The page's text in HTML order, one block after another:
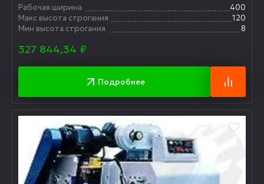
Рабочая ширина
400
Макс высота строгания
120
Мин высота строгания
8
327 844,34 ₽
Подробнее